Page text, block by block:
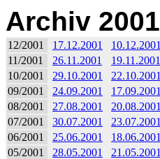
Archiv 2001
12/2001 17.12.2001 10.12.2001
11/2001
26.11.2001 19.11.2001
10/2001
29.10.2001 22.10.2001
09/2001
24.09.2001 17.09.2001
08/2001
27.08.2001 20.08.2001
07/2001
30.07.2001 23.07.2001
06/2001
25.06.2001 18.06.2001
05/2001
28.05.2001 21.05.2001